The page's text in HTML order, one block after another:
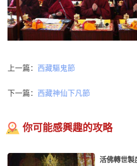
上一篇： 西藏驅鬼節
下一篇： 西藏神仙下凡節
你可能感興趣的攻略
活佛轉世製